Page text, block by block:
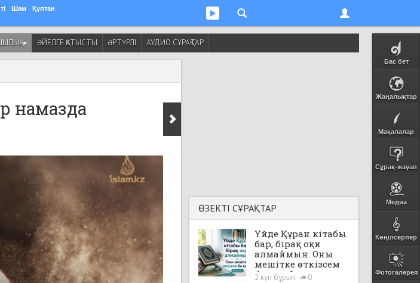
Шам Құптан
Бас бет
Жаңалықтар
Мақалалар
Сұрақ-жауап
Медиа
Көңілсерпер
Фотогалерея
ӘЙЕЛГЕ ҚАТЫСТЫ ӘРТҮРЛІ АУДИО СҰРАҚТАР
намазда
ӨЗЕКТІ СҰРАҚТАР
Үйде Құран кітабы
бар, бірақ оқи
алмаймын. Оны
мешітке өткізсем
бе екен?
2 күн бұрын 0